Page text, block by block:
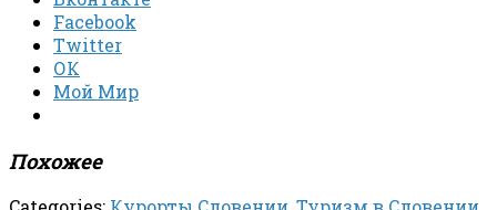
Facebook
Twitter
ОК
Мой Мир
Похожее